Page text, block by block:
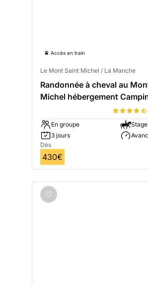
🚆 Accès en train
Le Mont Saint Michel / La Manche
Randonnée à cheval au
Michel hébergement
En groupe
3 jours
Dès
430€